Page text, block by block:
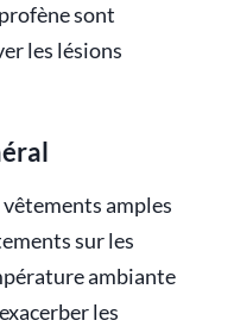
sont
les lésions
amples
sur les
ambiante
les